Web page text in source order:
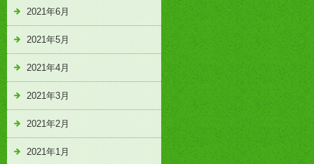
2021年6月
2021年5月
2021年4月
2021年3月
2021年2月
2021年1月